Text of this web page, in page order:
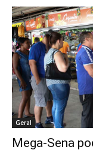
Geral
Mega-Sena